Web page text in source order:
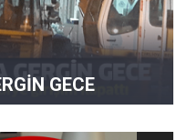
GECE